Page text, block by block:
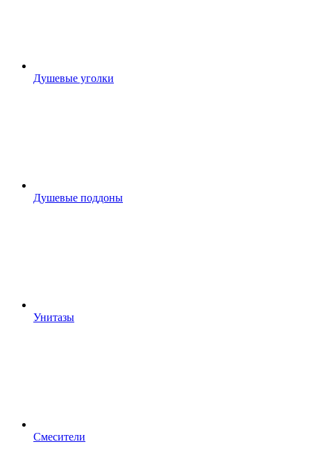
Душевые уголки
Душевые поддоны
Унитазы
Смесители